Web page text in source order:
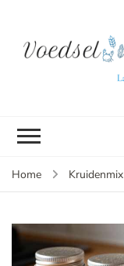
Home Kruidenmix